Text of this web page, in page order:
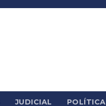
JUDICIAL POLÍTICA